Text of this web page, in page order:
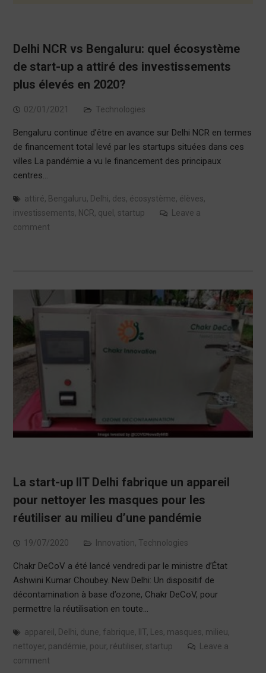
Delhi NCR vs Bengaluru: quel écosystème
de start-up a attiré des investissements
plus élevés en 2020?
02/01/2021 Technologies
Bengaluru continue d’être en avance sur Delhi NCR en termes
de financement total levé par les startups situées dans ces
villes La pandémie a vu le financement des principaux
centres…
attiré, Bengaluru, Delhi, des, écosystème, élèves,
investissements, NCR, quel , startup
Leave a
comment
La start-up IIT Delhi fabrique un appareil
pour nettoyer les masques pour les
réutiliser au milieu d’une pandémie
19/07/2020 Innovation, Technologies
Chakr DeCoV a été lancé vendredi par le ministre d’État
Ashwini Kumar Choubey. New Delhi: Un dispositif de
décontamination à base d’ozone, Chakr DeCoV, pour
permettre la réutilisation en toute…
appareil , Delhi, dune, fabrique, IIT, Les, masques, milieu,
nettoyer, pandémie, pour, réutiliser, startup
Leave a
comment